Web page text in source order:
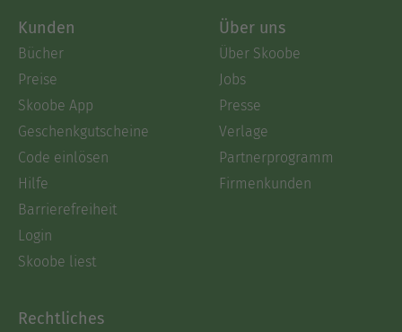
Kunden
Bücher
Preise
Skoobe App
Geschenkgutscheine
Code einlösen
Hilfe
Barrierefreiheit
Login
Skoobe liest
Über uns
Über Skoobe
Jobs
Presse
Verlage
Partnerprogramm
Firmenkunden
Rechtliches